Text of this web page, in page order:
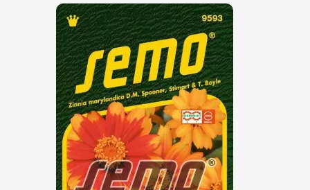
Jehličnany
Vřesovištní rostliny